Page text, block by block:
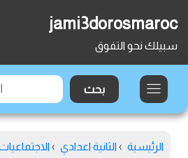
jami3dorosmaroc
سبيلك نحو التفوق
الرئيسية › الثانية اعدادي ›